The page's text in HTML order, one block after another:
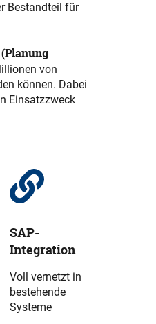
Bestandteil für
(Planung
von
können. Dabei
Einsatzzweck
SAP-
Integration
Voll vernetzt in
bestehende
Systeme